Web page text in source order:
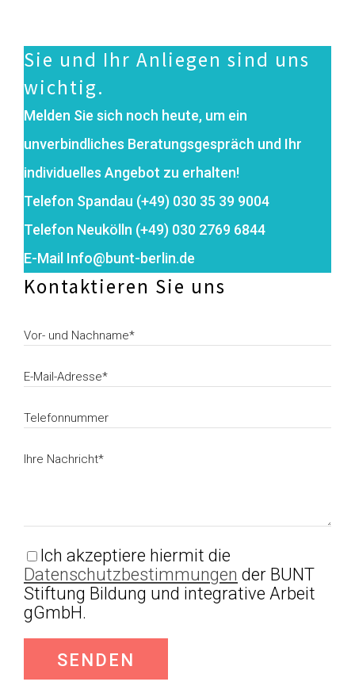
Sie und Ihr Anliegen sind uns
wichtig.
Melden Sie sich noch heute, um ein
unverbindliches Beratungsgespräch und Ihr
individuelles Angebot zu erhalten!
Telefon Spandau (+49) 030 35 39 9004
Telefon Neukölln (+49) 030 2769 6844
E-Mail Info@bunt-berlin.de
Kontaktieren Sie uns
Ich akzeptiere hiermit die
Datenschutzbestimmungen der BUNT
Stiftung Bildung und integrative Arbeit
gGmbH.